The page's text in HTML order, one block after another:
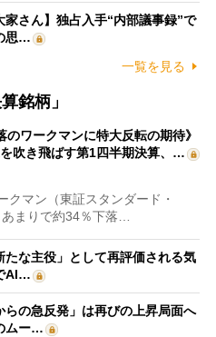
家さん】独占入手“内部議事録”で
思…
一覧を見る
銘柄」
のワークマンに特大反転の期待》
吹き飛ばす第1四半期決算、…
マン（東証スタンダード・
まりで約34％下落…
な主役」として再評価される気
AI…
の急反発」は再びの上昇局面へ
ムー…